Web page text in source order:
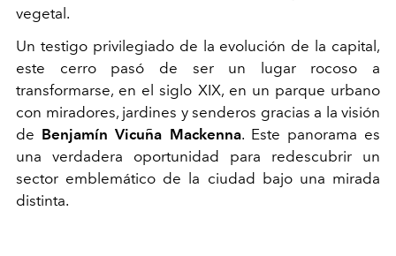
vegetal.
Un testigo privilegiado de la evolución de la capital,
este cerro pasó de ser un lugar rocoso a
transformarse, en el siglo XIX, en un parque urbano
con miradores, jardines y senderos gracias a la visión
de Benjamín Vicuña Mackenna. Este panorama es
una verdadera oportunidad para redescubrir un
sector emblemático de la ciudad bajo una mirada
distinta.